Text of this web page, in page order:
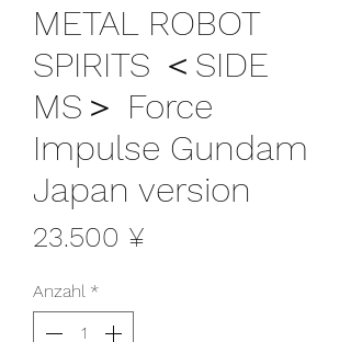
METAL ROBOT
SPIRITS ＜SIDE
MS＞ Force
Impulse Gundam
Japan version
23.500 ¥
Anzahl *